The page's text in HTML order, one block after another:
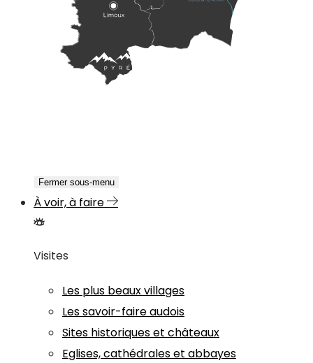
Fermer sous-menu
À voir, à faire
Visites
Les plus beaux villages
Les savoir-faire audois
Sites historiques et châteaux
Eglises, cathédrales et abbayes